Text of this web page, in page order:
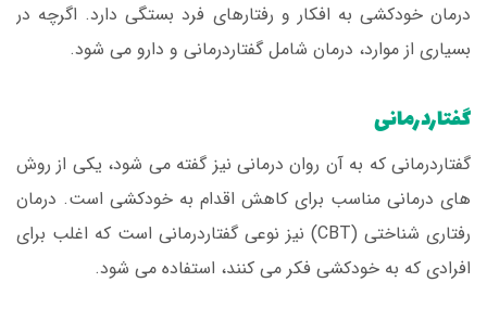
درمان خودکشی به افکار و رفتارهای فرد بستگی دارد. اگرچه در
بسیاری از موارد، درمان شامل گفتاردرمانی و دارو می شود.
گفتاردرمانی
گفتاردرمانی که به آن روان درمانی نیز گفته می شود، یکی از روش
های درمانی مناسب برای کاهش اقدام به خودکشی است. درمان
رفتاری شناختی (CBT) نیز نوعی گفتاردرمانی است که اغلب برای
افرادی که به خودکشی فکر می کنند، استفاده می شود.